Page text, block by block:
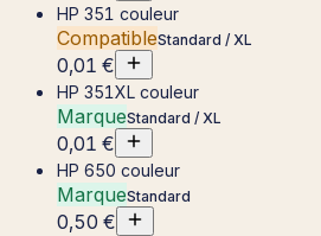
HP 351 couleur
CompatibleStandard / XL
0,01 €
HP 351XL couleur
MarqueStandard / XL
0,01 €
HP 650 couleur
MarqueStandard
0,50 €